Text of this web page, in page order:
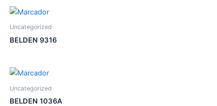
Uncategorized
BELDEN 9316
Uncategorized
BELDEN 1036A